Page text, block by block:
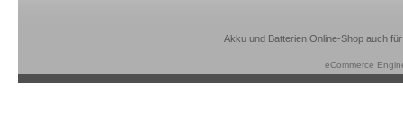
Akku und Batterien Online-Shop auch
eCommerce